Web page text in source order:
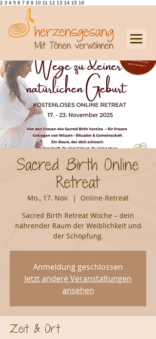
2 3 4 5 6 7 8 9 10 11 12 13 14 15 16
Sacred Birth Online
Retreat
Mo., 17. Nov.
  |
Online-Retreat
Sacred Birth Retreat Woche – dein
nährender Raum der Weiblichkeit und
der Schöpfung.
Anmeldung geschlossen
Jetzt andere Veranstaltungen
ansehen
Zeit & Ort